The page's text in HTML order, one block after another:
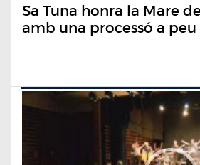
Sa Tuna honra la Mare
amb una processó a